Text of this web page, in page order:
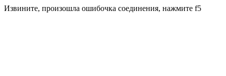
Извините, произошла ошибочка соединения, нажмите f5